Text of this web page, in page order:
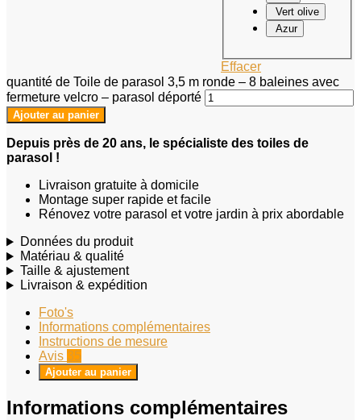
Vert olive
Azur
Effacer
quantité de Toile de parasol 3,5 m ronde – 8 baleines avec
fermeture velcro – parasol déporté
Ajouter au panier
Depuis près de 20 ans, le spécialiste des toiles de
parasol !
Livraison gratuite à domicile
Montage super rapide et facile
Rénovez votre parasol et votre jardin à prix abordable
Données du produit
Matériau & qualité
Taille & ajustement
Livraison & expédition
Foto's
Informations complémentaires
Instructions de mesure
Avis 35
Ajouter au panier
Informations complémentaires